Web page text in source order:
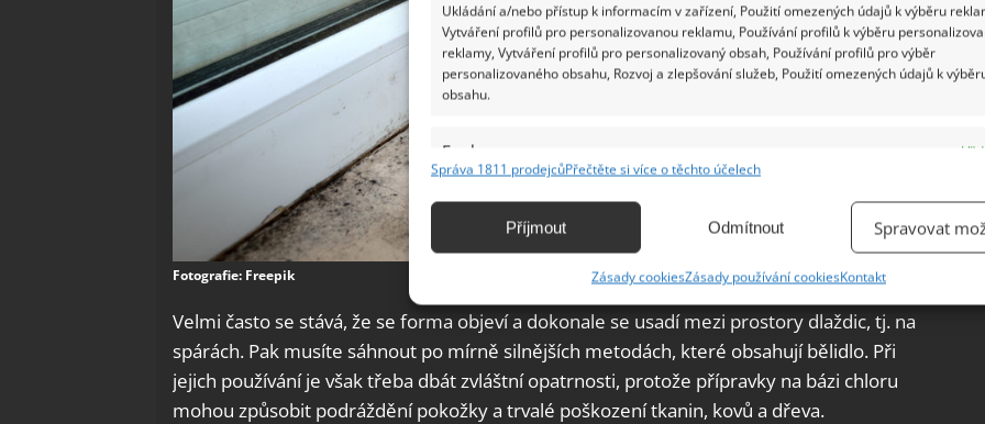
Ukládání a/nebo přístup k informacím v zařízení, Použití omezených údajů k výběru
Vytváření profilů pro personalizovanou reklamu, Používání profilů k výběru
reklamy, Vytváření profilů pro personalizovaný obsah, Používání profilů pro výběr
personalizovaného obsahu, Rozvoj a zlepšování služeb, Použití omezených údajů k
obsahu.
Funkce
Identifikace zařízení na základě automaticky přenášených informací.
základě aktivně vyžádaných informací.
Zajištění bezpečnosti, předcházení a zjišťování podvodů a
odstraňování chyb, Poskytování a zobrazování reklamy a obsahu,
Ukládání a sdělování voleb ochrany osobních údajů.
Správa 1811 prodejcůPřečtěte si více o těchto účelech
Příjmout Odmítnout Spravovat
Zásady cookiesZásady používání cookiesKontakt
Fotografie: Freepik
Velmi často se stává, že se forma objeví a dokonale se usadí mezi prostory dlaždic, tj. na
spárách. Pak musíte sáhnout po mírně silnějších metodách, které obsahují bělidlo. Při
jejich používání je však třeba dbát zvláštní opatrnosti, protože přípravky na bázi chloru
mohou způsobit podráždění pokožky a trvalé poškození tkanin, kovů a dřeva.